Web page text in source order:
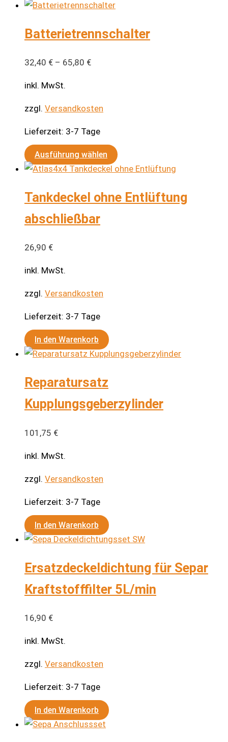
Batterietrennschalter
32,40 € – 65,80 €
inkl. MwSt.
zzgl. Versandkosten
Lieferzeit: 3-7 Tage
Ausführung wählen
Dieses
Produkt
mehrere
Tankdeckel ohne Entlüftung
abschließbar
26,90 €
inkl. MwSt.
zzgl. Versandkosten
Lieferzeit: 3-7 Tage
In den Warenkorb
Reparatursatz
Kupplungsgeberzylinder
101,75 €
inkl. MwSt.
zzgl. Versandkosten
Lieferzeit: 3-7 Tage
In den Warenkorb
Ersatzdeckeldichtung für Separ
Kraftstofffilter 5L/min
16,90 €
inkl. MwSt.
zzgl. Versandkosten
Lieferzeit: 3-7 Tage
In den Warenkorb